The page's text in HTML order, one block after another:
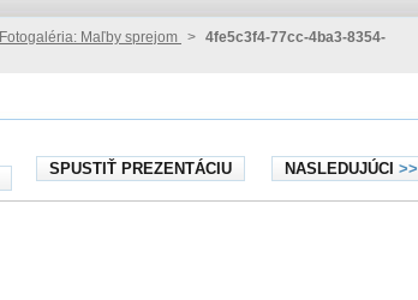
Fotogaléria: Maľby sprejom > 4fe5c3f4-77cc-4ba3-8354-
SPUSTIŤ PREZENTÁCIU NASLEDUJÚCI >>